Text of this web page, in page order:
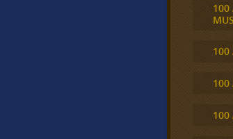
100
100
100
100